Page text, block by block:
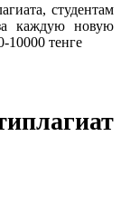
студентам
каждую новую
10000 тенге